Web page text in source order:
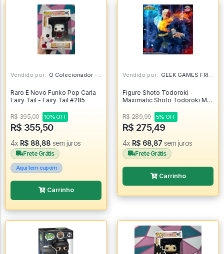
Vendido por: O Colecionador - SP
Raro E Novo Funko Pop Carla
Fairy Tail - Fairy Tail #285
R$ 395,00 10% OFF
R$ 355,50
4x R$ 88,88 sem juros
Frete Grátis
Aqui tem cupom
Carrinho
Vendido por: GEEK GAMES FRIEND - RJ
Figure Shoto Todoroki -
Maximatic Shoto Todoroki My
Academia
R$ 289,99 5% OFF
R$ 275,49
4x R$ 68,87 sem juros
Frete Grátis
Carrinho